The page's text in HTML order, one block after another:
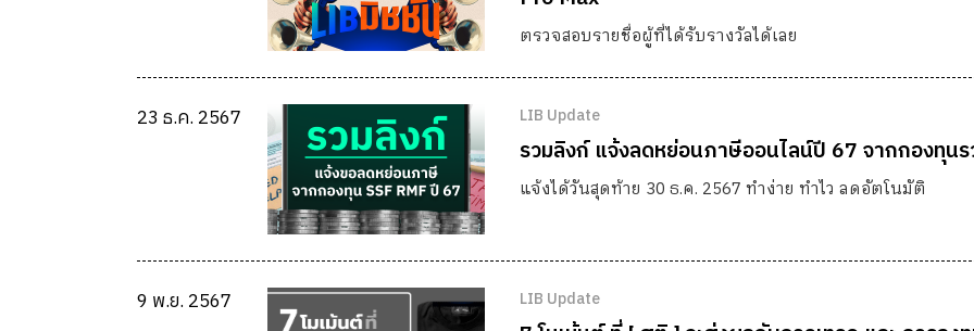
ตรวจสอบรายชื่อผู้ที่ได้รับรางวัลได้เลย
23 ธ.ค. 2567 LIB Update
รวมลิงก์ แจ้งลดหย่อนภาษีออนไลน์ปี 67 จากกองทุนร
แจ้งได้วันสุดท้าย 30 ธ.ค. 2567 ทำง่าย ทำไว ลดอัตโนมัติ
9 พ.ย. 2567 LIB Update